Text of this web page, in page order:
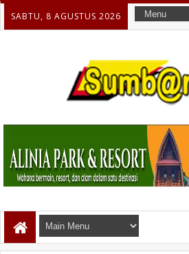
SABTU, 8 AGUSTUS 2026